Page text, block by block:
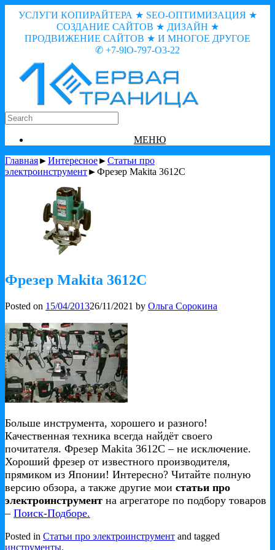
УСЛУГИ КОПИРАЙТЕРА ★ SEO-ОПТИМИЗАЦИЯ ★
СОЗДАНИЕ САЙТОВ ★ ДИЗАЙН ★
ПРОДВИЖЕНИЕ САЙТОВ ★ И МНОГОЕ ДРУГОЕ
✆ +7-9lO-797-O3-22
МЕНЮ
Главная►Интересное►Статьи про
электроинструмент►Фрезер Makita 3612C
Фрезер Makita 3612C
Posted on 15/04/201326/11/2021 by Ольга Сорокина
Больше инструмента, хорошего и разного!
Качественная техника всегда найдёт своего
почитателя. Фрезер Makita 3612C – не исключение.
Хороший фрезер от известного производителя,
прямиком из Японии! Интересно? Читайте полную
версию обзора, а также другие мои статьи про
электроинструмент на агрегаторе по подбору товаров
– Поиск-Подборе.
Posted in Статьи про электроинструмент and tagged
инструменты.